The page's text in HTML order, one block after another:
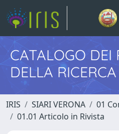
CATALOGO DEI
DELLA RICERCA
IRIS SIARI VERONA
01
01.01 Articolo in Rivista